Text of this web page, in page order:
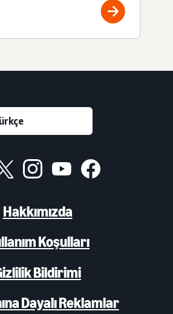
Hakkımızda
Koşulları
Bildirimi
Dayalı Reklamlar